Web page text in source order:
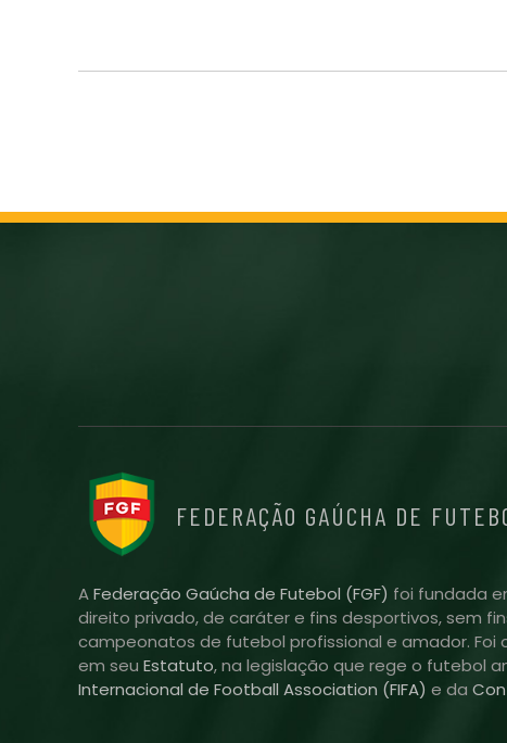
FEDERAÇÃO GAÚCHA DE
AFederação Gaúcha de Futebol (FGF) foi fundada
direito privado, de caráter e fins desportivos, sem
campeonatos de futebol profissional e amador. Foi
em seu Estatuto, na legislação que rege o futebol
Internacional de Football Association (FIFA) e da